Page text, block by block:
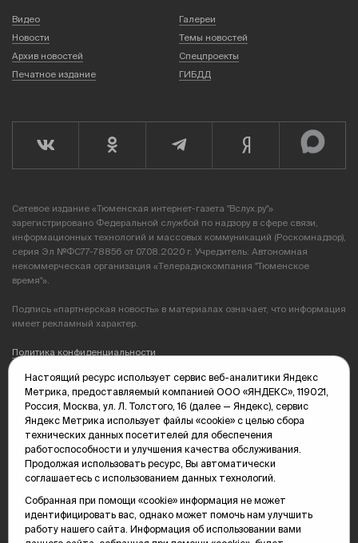
Видео
Галереи
Новости
Темы новостей
Архив новостей
Спецпроекты
Печатное издание
ГИБДД
Сетевое издание «Тюменская интернет-газета "Вслух.ру"»
зарегистрировано Федеральной службой по надзору в сфере связи,
информационных технологий и массовых коммуникаций (Роскомнадзор),
серия Эл №ФС77-78856 от 07.08.2020 г. Учредитель: Автономная
некоммерческая организация «Телерадиокомпания "Тюменское
время"».
Подпись «партнерская новость» в материалах означает, что информация
имеет рекламный характер.
Политика конфиденциальности
Редакция: 625035, Тюмень, пр. Геологоразведчиков, 28А
(3452) 68-89-05
edit@vsluh.ru
Главный редактор: Панкина Т.Ю.
kika@vsluh.ru
По вопросам рекламы:
(3452) 68-89-78
kotovaev@sibinformburo.ru
mim@vsluh.ru
Настоящий ресурс использует сервис веб-аналитики Яндекс
Метрика, предоставляемый компанией ООО «ЯНДЕКС», 119021,
Россия, Москва, ул. Л. Толстого, 16 (далее — Яндекс), сервис
Яндекс Метрика использует файлы «cookie» с целью сбора
технических данных посетителей для обеспечения
работоспособности и улучшения качества обслуживания.
Продолжая использовать ресурс, Вы автоматически
соглашаетесь с использованием данных технологий.
Собранная при помощи «cookie» информация не может
идентифицировать вас, однако может помочь нам улучшить
работу нашего сайта. Информация об использовании вами